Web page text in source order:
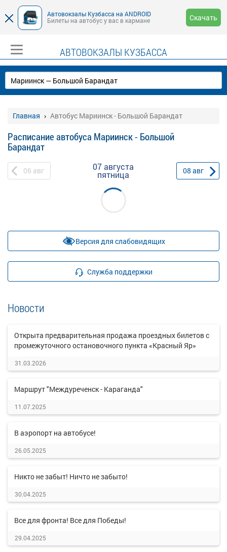
Автовокзалы Кузбасса на ANDROID
Билеты на автобус у вас в кармане
Скачать
АВТОВОКЗАЛЫ КУЗБАССА
Главная Автобус Мариинск - Большой Барандат
Расписание автобуса Мариинск - Большой
Барандат
06 авг 07 августа
пятница 08 авг
Версия для слабовидящих
Служба поддержки
Новости
Открыта предварительная продажа проездных билетов с
промежуточного остановочного пункта «Красный Яр»
31.03.2026
Маршрут "Междуреченск - Караганда"
11.07.2025
В аэропорт на автобусе!
26.05.2025
Никто не забыт! Ничто не забыто!
30.04.2025
Все для фронта! Все для Победы!
29.04.2025